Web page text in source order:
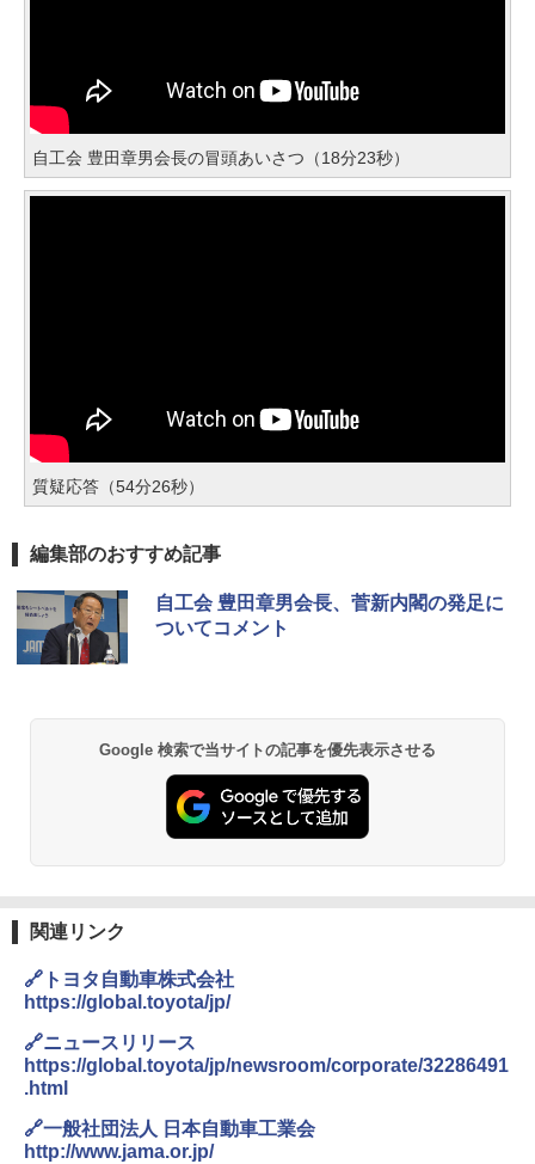
自工会 豊田章男会長の冒頭あいさつ（18分23秒）
質疑応答（54分26秒）
編集部のおすすめ記事
自工会 豊田章男会長、菅新内閣の発足に
ついてコメント
Google 検索で当サイトの記事を優先表示させる
関連リンク
🔗トヨタ自動車株式会社
https://global.toyota/jp/
🔗ニュースリリース
https://global.toyota/jp/newsroom/corporate/32286491
.html
🔗一般社団法人 日本自動車工業会
http://www.jama.or.jp/